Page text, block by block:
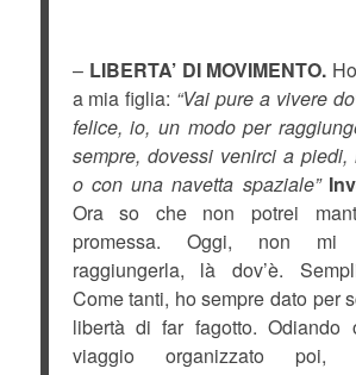
– LIBERTA’ DI MOVIMENTO.
a mia figlia: “Vai pure a vivere
felice, io, un modo per
sempre, dovessi venirci a piedi,
o con una navetta spaziale”
Ora so che non potrei
promessa. Oggi, non mi
raggiungerla, là dov’è.
Come tanti, ho sempre dato per
libertà di far fagotto. Odiando
viaggio organizzato poi,